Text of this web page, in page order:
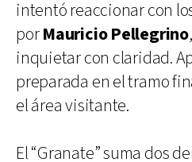
intentó reaccionar con
porMauricio Pellegrino
inquietar con claridad.
preparada en el tramo
el área visitante.
El “Granate” suma dos